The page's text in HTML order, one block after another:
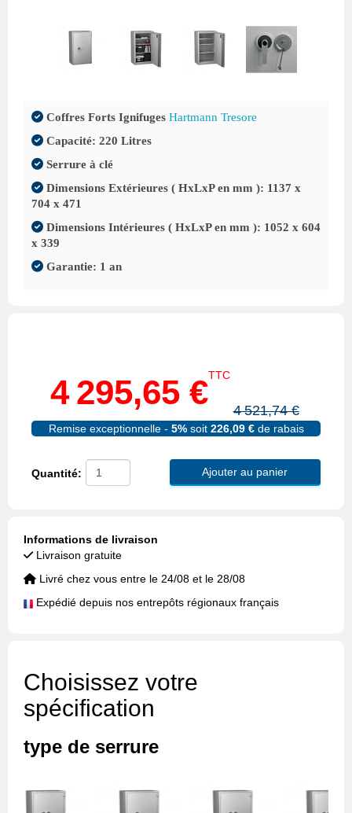
Coffres Forts Ignifuges Hartmann Tresore
Capacité: 220 Litres
Serrure à clé
Dimensions Extérieures ( HxLxP en mm ): 1137 x
704 x 471
Dimensions Intérieures ( HxLxP en mm ): 1052 x 604
x 339
Garantie: 1 an
4 295,65 €TTC
4 521,74 €
Remise exceptionnelle - 5%soit 226,09 €de rabais
Quantité: Ajouter au panier
Choisissez votre
spécification
type de serrure
Informations de livraison
Livraison gratuite
Livré chez vous entre le 24/08 et le 28/08
Expédié depuis nos entrepôts régionaux français